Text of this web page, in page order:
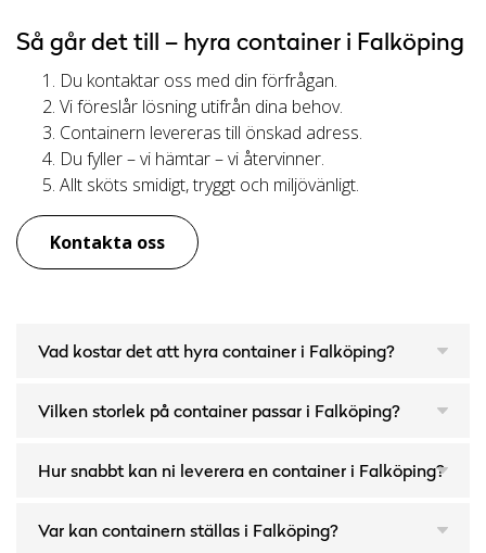
Så går det till – hyra container i Falköping
Du kontaktar oss med din förfrågan.
Vi föreslår lösning utifrån dina behov.
Containern levereras till önskad adress.
Du fyller – vi hämtar – vi återvinner.
Allt sköts smidigt, tryggt och miljövänligt.
Kontakta oss
Vad kostar det att hyra container i Falköping?
Vilken storlek på container passar i Falköping?
Hur snabbt kan ni leverera en container i Falköping?
Var kan containern ställas i Falköping?